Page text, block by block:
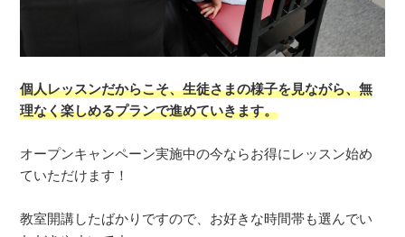
個人レッスンだからこそ、生徒さまの様子を見ながら、無
理なく楽しめるプランで進めていきます。
オープンキャンペーン実施中の今ならお得にレッスン始め
ていただけます！
教室開講したばかりですので、お好きな時間帯も選んでい